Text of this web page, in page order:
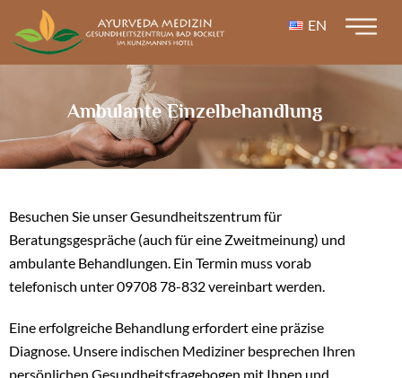
EN
Ambulante Einzelbehandlung
Besuchen Sie unser Gesundheitszentrum für
Beratungsgespräche (auch für eine Zweitmeinung) und
ambulante Behandlungen. Ein Termin muss vorab
telefonisch unter 09708 78-832 vereinbart werden.
Eine erfolgreiche Behandlung erfordert eine präzise
Diagnose. Unsere indischen Mediziner besprechen Ihren
persönlichen Gesundheitsfragebogen mit Ihnen und